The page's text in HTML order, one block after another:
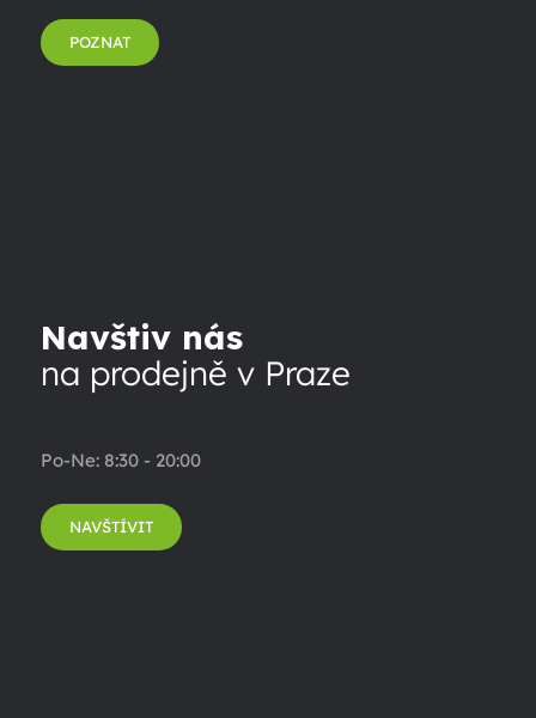
POZNAT
Navštiv nás
na prodejně v Praze
Po-Ne: 8:30 - 20:00
NAVŠTÍVIT